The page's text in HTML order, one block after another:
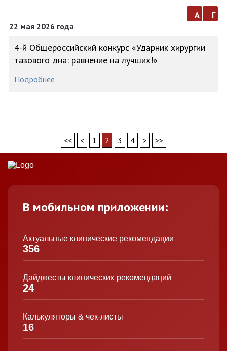
22 мая 2026 года
а г
4-й Общероссийский конкурс «Ударник хирургии
тазового дна: равнение на лучших!»
Подробнее
<< < 1 2 3 4 > >>
В мобильном приложении:
Актуальные клинические рекомендации
356
Дайджесты клинических рекомендаций
24
Калькуляторы & чек-листы
16